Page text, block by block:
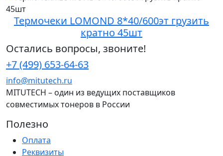
Термочеки LOMOND 8*40/600эт грузить
кратно 45шт
Остались вопросы, звоните!
+7 (499) 653-64-63
info@mitutech.ru
MITUTECH – один из ведущих поставщиков
совместимых тонеров в России
Полезно
Оплата
Реквизиты